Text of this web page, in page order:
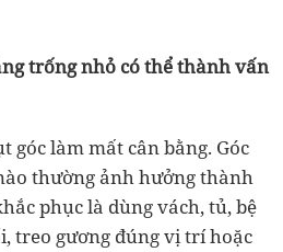
trống nhỏ có thể thành vấn
góc làm mất cân bằng. Góc
thường ảnh hưởng thành
phục là dùng vách, tủ, bệ
treo gương đúng vị trí hoặc